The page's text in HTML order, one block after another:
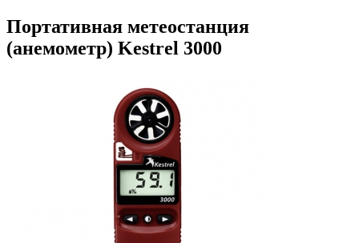
Портативная метеостанция
(анемометр) Kestrel 3000